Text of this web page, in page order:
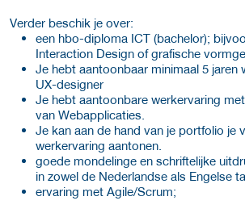
Verder beschik je over:
een hbo-diploma ICT (bachelor);
Interaction Design of grafische
Je hebt aantoonbaar minimaal 5 jaren
UX-designer
Je hebt aantoonbare werkervaring
van Webapplicaties.
Je kan aan de hand van je portfolio je
werkervaring aantonen.
goede mondelinge en schriftelijke
in zowel de Nederlandse als Engelse
ervaring met Agile/Scrum;